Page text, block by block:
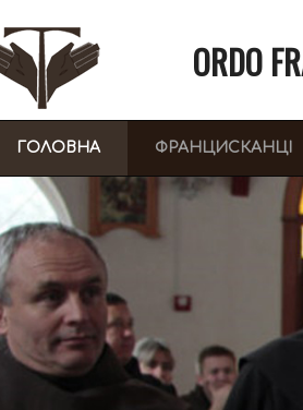
ORDO
ГОЛОВНА(CURRENT)ФРАНЦИСКАНЦІ